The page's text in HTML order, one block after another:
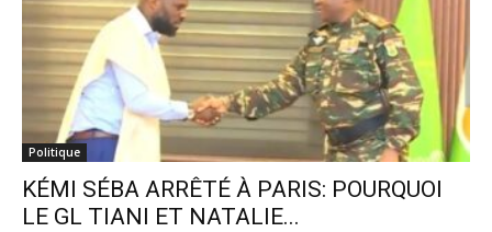
Politique
KÉMI SÉBA ARRÊTÉ À PARIS: POURQUOI
LE GL TIANI ET NATALIE...